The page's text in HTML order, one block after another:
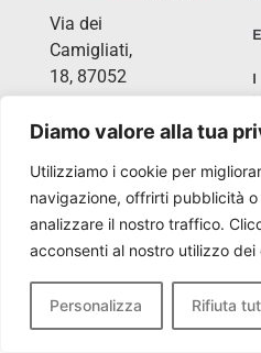
Diamo valore alla tua
Utilizziamo i cookie per
navigazione, offrirti pubblicità
analizzare il nostro traffico.
acconsenti al nostro utilizzo dei
Personalizza Rifiuta
Via dei
Camigliati,
18, 87052
Silano CS
I